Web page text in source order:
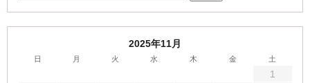
2025年11月
日 月 火 水 木 金 土
1